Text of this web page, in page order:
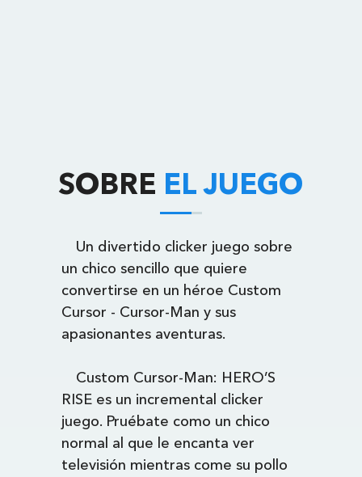
SOBRE EL JUEGO
Un divertido clicker juego sobre
un chico sencillo que quiere
convertirse en un héroe Custom
Cursor - Cursor-Man y sus
apasionantes aventuras.
Custom Cursor-Man: HERO’S
RISE es un incremental clicker
juego. Pruébate como un chico
normal al que le encanta ver
televisión mientras come su pollo